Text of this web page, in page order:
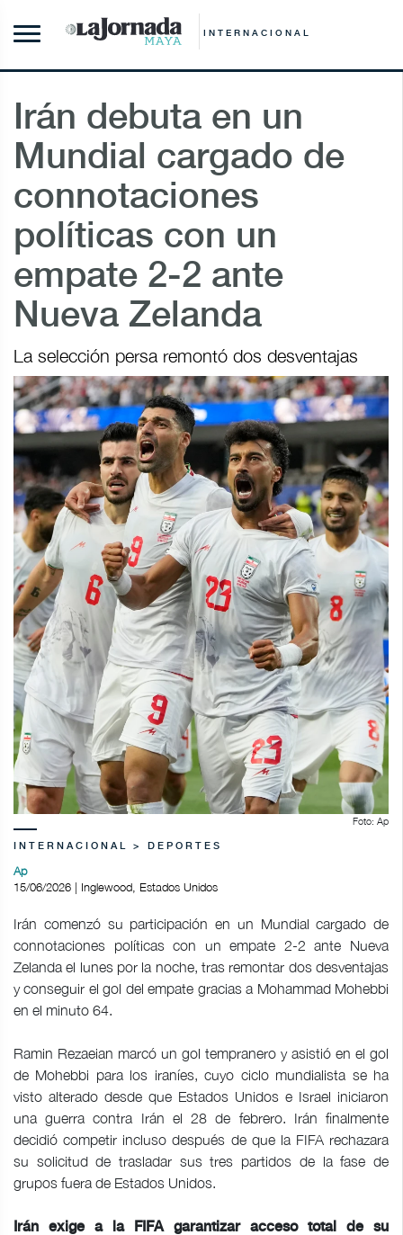
INTERNACIONAL
Irán debuta en un
Mundial cargado de
connotaciones
políticas con un
empate 2-2 ante
Nueva Zelanda
La selección persa remontó dos desventajas
Foto: Ap
INTERNACIONAL > DEPORTES
Ap
15/06/2026 | Inglewood, Estados Unidos
Irán comenzó su participación en un Mundial cargado de
connotaciones políticas con un empate 2-2 ante Nueva
Zelanda el lunes por la noche, tras remontar dos desventajas
y conseguir el gol del empate gracias a Mohammad Mohebbi
en el minuto 64.
Ramin Rezaeian marcó un gol tempranero y asistió en el gol
de Mohebbi para los iraníes, cuyo ciclo mundialista se ha
visto alterado desde que Estados Unidos e Israel iniciaron
una guerra contra Irán el 28 de febrero. Irán finalmente
decidió competir incluso después de que la FIFA rechazara
su solicitud de trasladar sus tres partidos de la fase de
grupos fuera de Estados Unidos.
Irán exige a la FIFA garantizar acceso total de su